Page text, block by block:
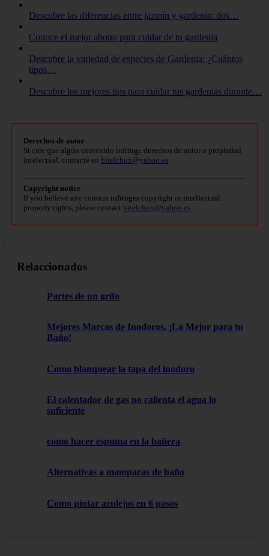
Descubre las diferencias entre jazmín y gardenia: dos…
Conoce el mejor abono para cuidar de tu gardenia
Descubre la variedad de especies de Gardenia: ¿Cuántos
tipos…
Descubre los mejores tips para cuidar tus gardenias durante…
Derechos de autor
Si cree que algún contenido infringe derechos de autor o propiedad
intelectual, contacte en bitelchux@yahoo.es
Copyright notice
If you believe any content infringes copyright or intellectual
property rights, please contact bitelchux@yahoo.es
Relaccionados
Partes de un grifo
Mejores Marcas de Inodoros, ¡La Mejor para tu
Baño!
Como blanquear la tapa del inodoro
El calentador de gas no calienta el agua lo
suficiente
como hacer espuma en la bañera
Alternativas a mamparas de baño
Como pintar azulejos en 6 pasos